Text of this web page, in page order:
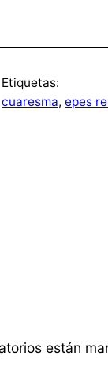
Etiquetas:
cuaresma, epes
están